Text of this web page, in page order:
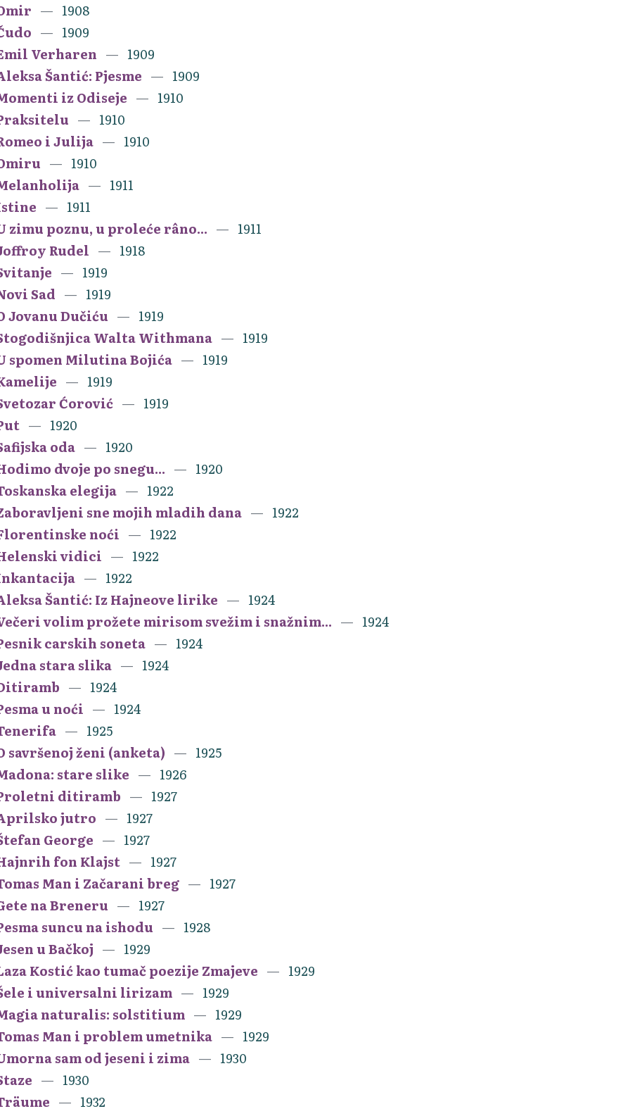
1908
1909
Verharen
1909
Šantić: Pjesme
1909
iz Odiseje
1910
1910
i Julija
1910
1910
1911
1911
zimu poznu, u proleće râno...
1911
Rudel
1918
1919
Sad
1919
Jovanu Dučiću
1919
Walta Withmana
1919
spomen Milutina Bojića
1919
1919
Ćorović
1919
1920
oda
1920
dvoje po snegu...
1920
elegija
1922
sne mojih mladih dana
1922
noći
1922
vidici
1922
1922
Šantić: Iz Hajneove lirike
1924
volim prožete mirisom svežim i snažnim...
1924
carskih soneta
1924
stara slika
1924
1924
u noći
1924
1925
savršenoj ženi (anketa)
1925
stare slike
1926
ditiramb
1927
jutro
1927
George
1927
fon Klajst
1927
Man i Začarani breg
1927
na Breneru
1927
suncu na ishodu
1928
u Bačkoj
1929
Kostić kao tumač poezije Zmajeve
1929
i universalni lirizam
1929
naturalis: solstitium
1929
Man i problem umetnika
1929
sam od jeseni i zima
1930
1930
1932